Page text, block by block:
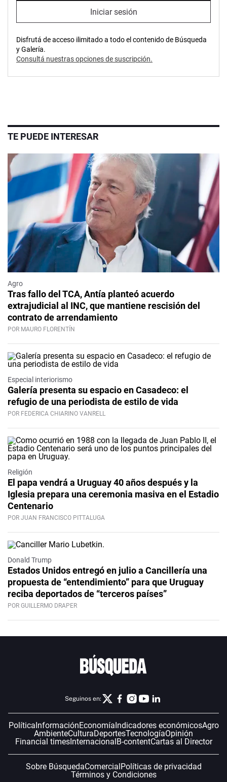
Iniciar sesión
Disfrutá de acceso ilimitado a todo el contenido de Búsqueda
y Galería.
Consultá nuestras opciones de suscripción.
TE PUEDE INTERESAR
Agro
Tras fallo del TCA, Antía planteó acuerdo
extrajudicial al INC, que mantiene rescisión del
contrato de arrendamiento
POR MAURO FLORENTÍN
Especial interiorismo
Galería presenta su espacio en Casadeco: el
refugio de una periodista de estilo de vida
POR FEDERICA CHIARINO VANRELL
Religión
El papa vendrá a Uruguay 40 años después y la
Iglesia prepara una ceremonia masiva en el Estadio
Centenario
POR JUAN FRANCISCO PITTALUGA
Donald Trump
Estados Unidos entregó en julio a Cancillería una
propuesta de “entendimiento” para que Uruguay
reciba deportados de “terceros países”
POR GUILLERMO DRAPER
Seguinos en:
PolíticaInformaciónEconomíaIndicadores económicosAgro
AmbienteCulturaDeportesTecnologíaOpinión
Financial timesInternacionalB-contentCartas al Director
Sobre BúsquedaComercialPolíticas de privacidad
Términos y Condiciones